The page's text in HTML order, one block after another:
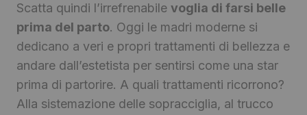
Scatta quindi l’irrefrenabile voglia di farsi belle
prima del parto. Oggi le madri moderne si
dedicano a veri e propri trattamenti di bellezza e
andare dall’estetista per sentirsi come una star
prima di partorire. A quali trattamenti ricorrono?
Alla sistemazione delle sopracciglia, al trucco